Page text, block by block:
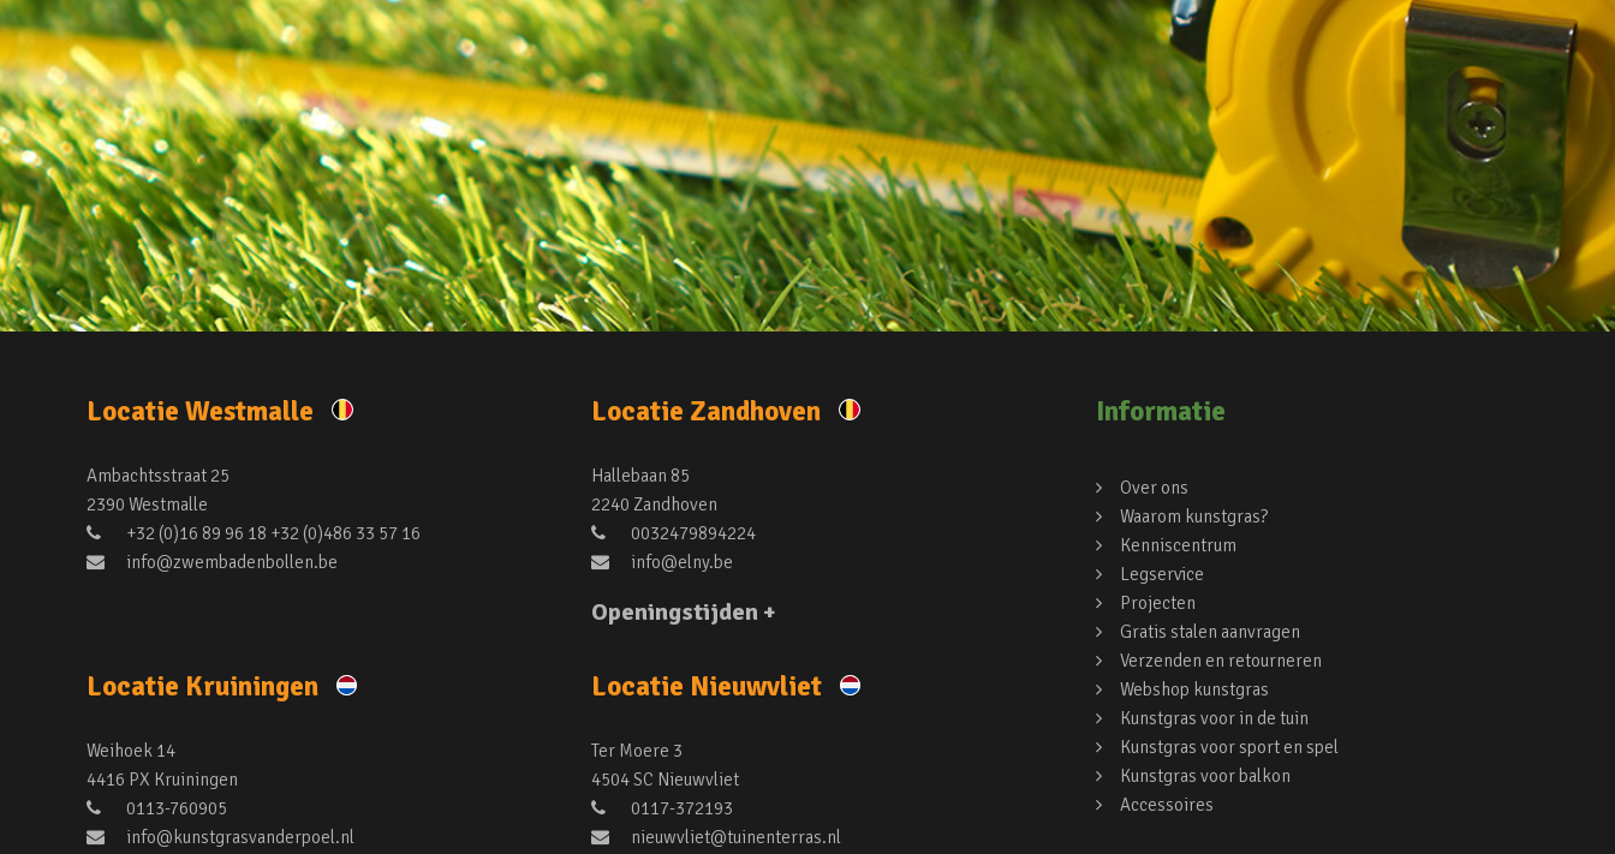
Locatie Westmalle
Ambachtsstraat 25
2390 Westmalle
+32 (0)16 89 96 18 +32 (0)486 33 57 16
info@zwembadenbollen.be
Locatie Zandhoven
Hallebaan 85
2240 Zandhoven
0032479894224
info@elny.be
Openingstijden +
Locatie Kruiningen
Weihoek 14
4416 PX Kruiningen
0113-760905
info@kunstgrasvanderpoel.nl
Locatie Nieuwvliet
Ter Moere 3
4504 SC Nieuwvliet
0117-372193
nieuwvliet@tuinenterras.nl
Informatie
Over ons
Waarom kunstgras?
Kenniscentrum
Legservice
Projecten
Gratis stalen aanvragen
Verzenden en retourneren
Webshop kunstgras
Kunstgras voor in de tuin
Kunstgras voor sport en spel
Kunstgras voor balkon
Accessoires